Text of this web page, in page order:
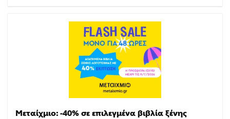
Μεταίχμιο: -40% σε επιλεγμένα βιβλία ξένης